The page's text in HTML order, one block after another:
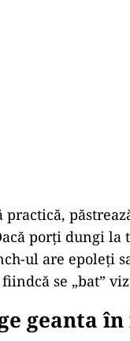
practică,
porți dungi la
ul are epoleți
se „bat”
geanta